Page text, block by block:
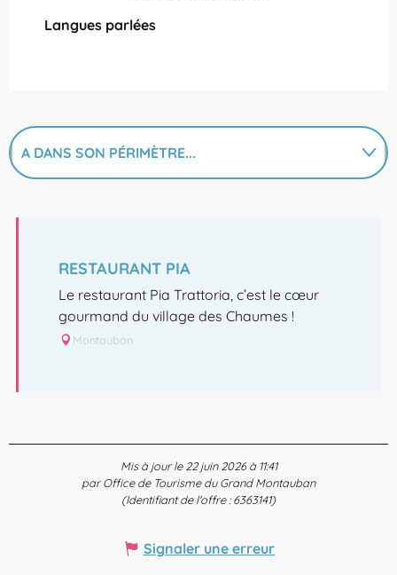
Langues parlées
Langues parlées
A DANS SON PÉRIMÈTRE...
RESTAURANT PIA
Le restaurant Pia Trattoria, c’est le cœur
gourmand du village des Chaumes !
Montauban
Mis à jour le 22 juin 2026 à 11:41
par Office de Tourisme du Grand Montauban
(Identifiant de l'offre :6363141)
Signaler une erreur